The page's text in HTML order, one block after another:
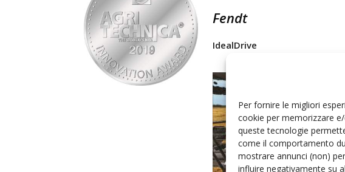
Per fornire le migliori
cookie per memorizzare
queste tecnologie
come il comportamento
mostrare annunci (non)
influire negativamente su
Fendt
IdealDrive